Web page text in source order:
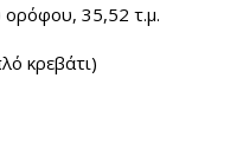
ορόφου, 35,52 τ.μ.
κρεβάτι)